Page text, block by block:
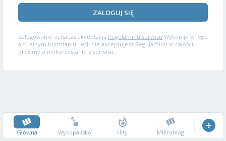
ZALOGUJ SIĘ
Zalogowanie oznacza akceptację Regulaminu serwisu Wykop.pl w jego
aktualnym brzmieniu. Jeśli nie akceptujesz Regulaminu w całości,
prosimy o niekorzystanie z serwisu.
Główna Wykopalisko Hity Mikroblog